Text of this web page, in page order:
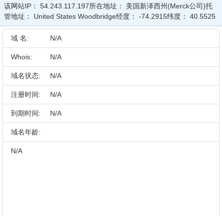
该网站IP： 54.243.117.197所在地址： 美国新泽西州(Merck公司)托
管地址： United States Woodbridge经度： -74.2915纬度： 40.5525
域 名: N/A
Whois: N/A
域名状态: N/A
注册时间: N/A
到期时间: N/A
域名年龄:
N/A